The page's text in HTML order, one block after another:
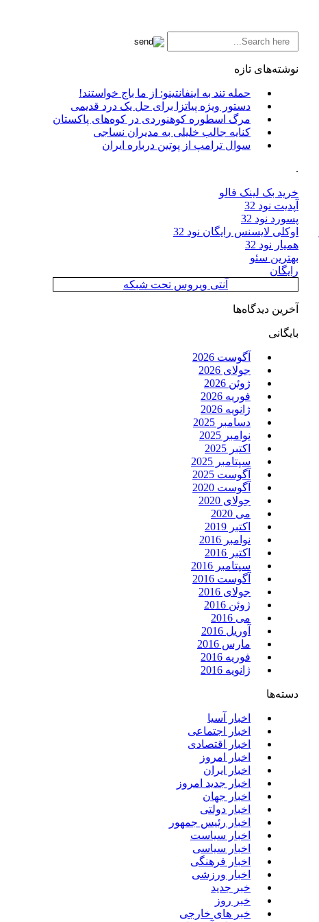
نوشته‌های تازه
حمله تند به اینفانتینو: از ما باج خواستند!
دستور ویژه پیاتزا برای حل یک درد قدیمی
مرگ اسطوره کوهنوردی در کوه‌های پاکستان
کنایه جالب خلیلی به مدیران نساجی
سوال ترامپ از پوتین درباره ایران
.
خرید بک لینک فالو
آپدیت نود 32
پسورد نود 32
اوکلی لایسنس رایگان نود 32
همیار نود 32
بهترین سئو
رایگان
آنتی ویروس تحت شبکه
آخرین دیدگاه‌ها
بایگانی
آگوست 2026
جولای 2026
ژوئن 2026
فوریه 2026
ژانویه 2026
دسامبر 2025
نوامبر 2025
اکتبر 2025
سپتامبر 2025
آگوست 2025
آگوست 2020
جولای 2020
می 2020
اکتبر 2019
نوامبر 2016
اکتبر 2016
سپتامبر 2016
آگوست 2016
جولای 2016
ژوئن 2016
می 2016
آوریل 2016
مارس 2016
فوریه 2016
ژانویه 2016
دسته‌ها
اخبار آسیا
اخبار اجتماعی
اخبار اقتصادی
اخبار امروز
اخبار ایران
اخبار جدید امروز
اخبار جهان
اخبار دولتی
اخبار رئیس جمهور
اخبار سیاست
اخبار سیاسی
اخبار فرهنگی
اخبار ورزشی
خبر جدید
خبر روز
خبر های خارجی